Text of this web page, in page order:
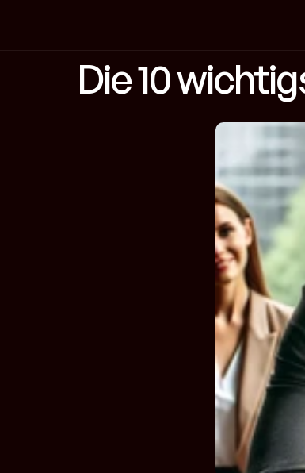
Die 10